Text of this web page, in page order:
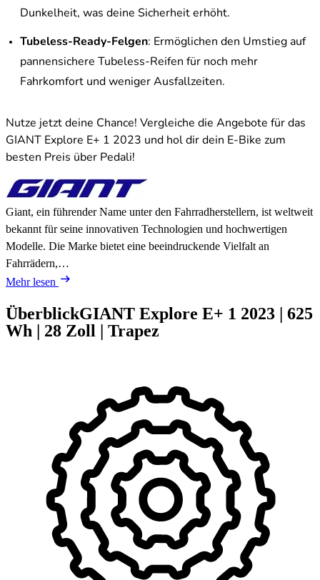
Dunkelheit, was deine Sicherheit erhöht.
Tubeless-Ready-Felgen: Ermöglichen den Umstieg auf
pannensichere Tubeless-Reifen für noch mehr
Fahrkomfort und weniger Ausfallzeiten.
Nutze jetzt deine Chance! Vergleiche die Angebote für das
GIANT Explore E+ 1 2023 und hol dir dein E-Bike zum
besten Preis über Pedali!
Giant, ein führender Name unter den Fahrradherstellern, ist weltweit
bekannt für seine innovativen Technologien und hochwertigen
Modelle. Die Marke bietet eine beeindruckende Vielfalt an
Fahrrädern,…
Mehr lesen
ÜberblickGIANT Explore E+ 1 2023 | 625
Wh | 28 Zoll | Trapez